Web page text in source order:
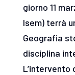
giorno 11
Isem) terrà
Geografia
disciplina
L’intervento